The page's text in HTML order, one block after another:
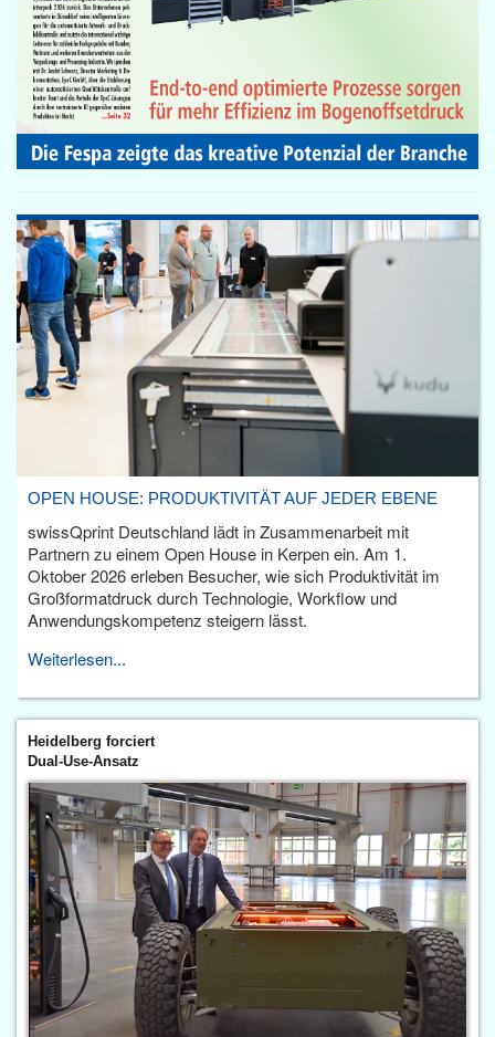
OPEN HOUSE: PRODUKTIVITÄT AUF JEDER EBENE
swissQprint Deutschland lädt in Zusammenarbeit mit
Partnern zu einem Open House in Kerpen ein. Am 1.
Oktober 2026 erleben Besucher, wie sich Produktivität im
Großformatdruck durch Technologie, Workflow und
Anwendungskompetenz steigern lässt.
Weiterlesen...
Heidelberg forciert
Dual-Use-Ansatz